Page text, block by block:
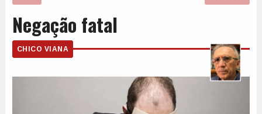
Negação fatal
CHICO VIANA